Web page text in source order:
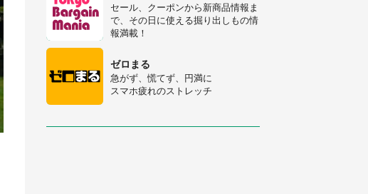
セール、クーポンから新商品情報ま
で、その日に使える掘り出しもの情
報満載！
ゼロまる
急がず、慌てず、円満に
スマホ疲れのストレッチ